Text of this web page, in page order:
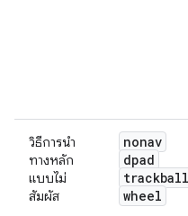
วิธีการนำ
ทางหลัก
แบบไม่
สัมผัส
nonav
dpad
trackball
wheel